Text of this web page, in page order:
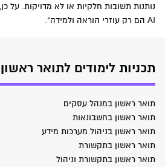
נותנות תשובות חלקיות או לא מדויקות. על
AI הם רק עוזרי הוראה ולמידה".
תכניות לימודים לתואר ראשון
תואר ראשון במנהל עסקים
תואר ראשון בחשבונאות
תואר ראשון בניהול מערכות מידע
תואר ראשון בתקשורת
תואר ראשון בתקשורת וניהול